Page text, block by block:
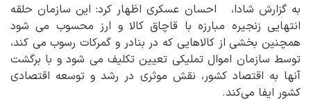
به گزارش شادا، احسان عسکری اظهار کرد: این سازمان حلقه
انتهایی زنجیره مبارزه با قاچاق کالا و ارز محسوب می شود
همچنین بخشی از کالاهایی که در بنادر و گمرکات رسوب می کند،
توسط سازمان اموال تملیکی تعیین تکلیف می شود و با برگشت
آنها به اقتصاد کشور، نقش موثری در رشد و توسعه اقتصادی
کشور ایفا می‌کند.